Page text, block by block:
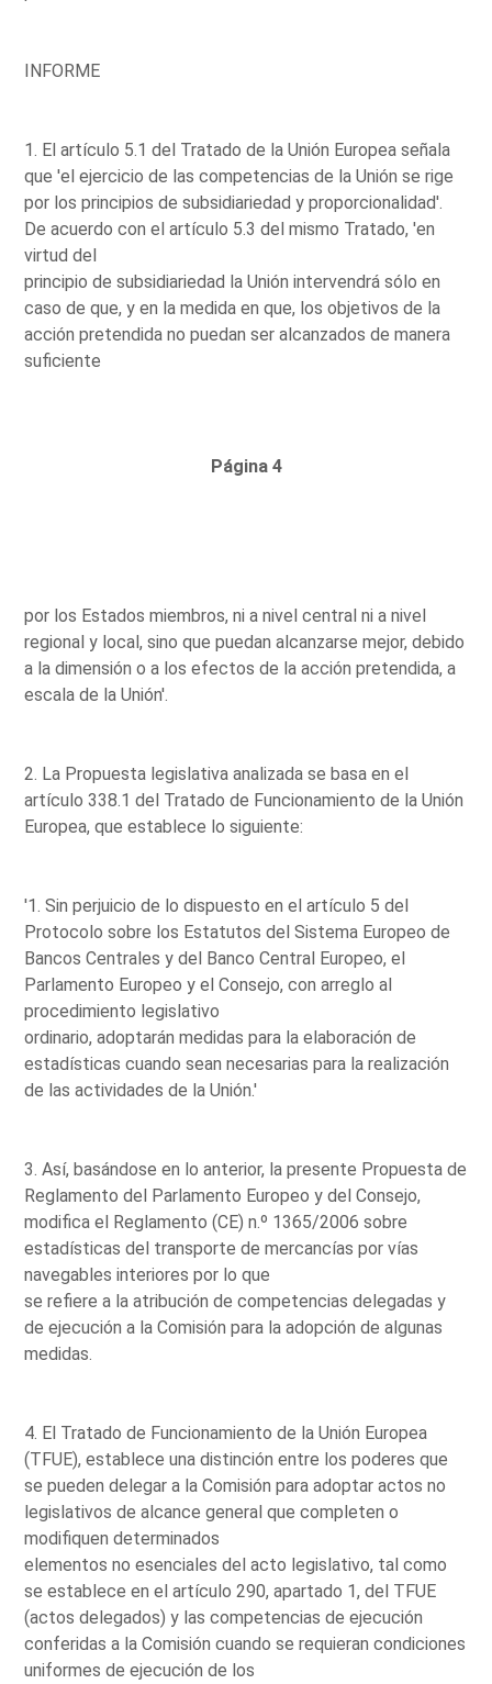
INFORME
1. El artículo 5.1 del Tratado de la Unión Europea señala
que 'el ejercicio de las competencias de la Unión se rige
por los principios de subsidiariedad y proporcionalidad'.
De acuerdo con el artículo 5.3 del mismo Tratado, 'en
virtud del
principio de subsidiariedad la Unión intervendrá sólo en
caso de que, y en la medida en que, los objetivos de la
acción pretendida no puedan ser alcanzados de manera
suficiente
Página 4
por los Estados miembros, ni a nivel central ni a nivel
regional y local, sino que puedan alcanzarse mejor, debido
a la dimensión o a los efectos de la acción pretendida, a
escala de la Unión'.
2. La Propuesta legislativa analizada se basa en el
artículo 338.1 del Tratado de Funcionamiento de la Unión
Europea, que establece lo siguiente:
'1. Sin perjuicio de lo dispuesto en el artículo 5 del
Protocolo sobre los Estatutos del Sistema Europeo de
Bancos Centrales y del Banco Central Europeo, el
Parlamento Europeo y el Consejo, con arreglo al
procedimiento legislativo
ordinario, adoptarán medidas para la elaboración de
estadísticas cuando sean necesarias para la realización
de las actividades de la Unión.'
3. Así, basándose en lo anterior, la presente Propuesta de
Reglamento del Parlamento Europeo y del Consejo,
modifica el Reglamento (CE) n.º 1365/2006 sobre
estadísticas del transporte de mercancías por vías
navegables interiores por lo que
se refiere a la atribución de competencias delegadas y
de ejecución a la Comisión para la adopción de algunas
medidas.
4. El Tratado de Funcionamiento de la Unión Europea
(TFUE), establece una distinción entre los poderes que
se pueden delegar a la Comisión para adoptar actos no
legislativos de alcance general que completen o
modifiquen determinados
elementos no esenciales del acto legislativo, tal como
se establece en el artículo 290, apartado 1, del TFUE
(actos delegados) y las competencias de ejecución
conferidas a la Comisión cuando se requieran condiciones
uniformes de ejecución de los